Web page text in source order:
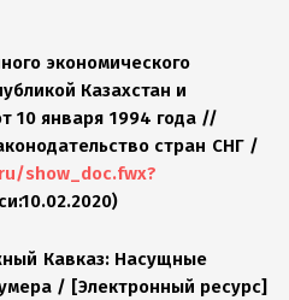
экономического
Казахстан и
10 января 1994 года //
стран СНГ /
show_doc.fwx?
Кавказ: Насущные
/ [Электронный ресурс]